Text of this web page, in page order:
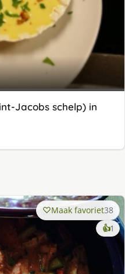
Jacobs schelp) in
Maak favoriet38
👍1